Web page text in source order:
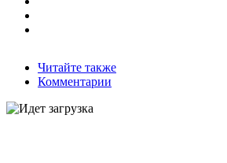
Читайте также
Комментарии